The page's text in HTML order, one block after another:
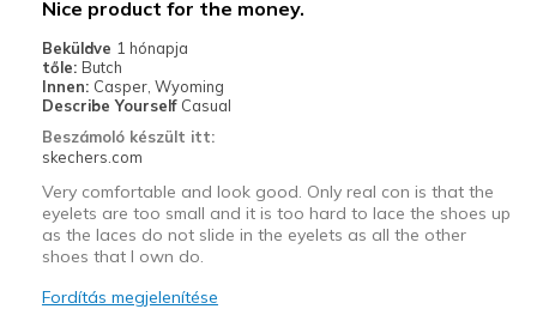
Going Out
Sizing
Feels true to size
View On Shoes
Shoes are for Wearing
Nice product for the money.
Beküldve 1 hónapja
tőle: Butch
Innen: Casper, Wyoming
Describe Yourself Casual
Beszámoló készült itt:
skechers.com
Very comfortable and look good. Only real con is that the
eyelets are too small and it is too hard to lace the shoes up
as the laces do not slide in the eyelets as all the other
shoes that I own do.
Fordítás megjelenítése